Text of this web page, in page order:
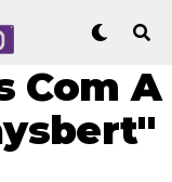
Com A